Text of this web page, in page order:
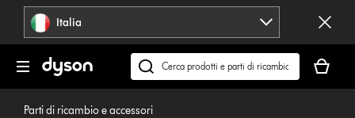
navigazione Italia
Cerca
su
dyson.it
carrello
è
Parti di ricambio e accessori